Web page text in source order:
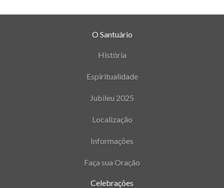
O Santuário
História
Espiritualidade
Jubileu 2025
Localização
Informações
Faça sua Oração
Celebrações